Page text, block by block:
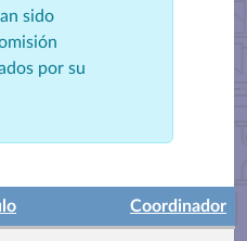
sido
por su
Coordinador